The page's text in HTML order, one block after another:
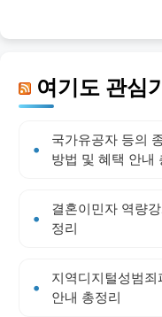
여기도 관심
국가유공자 등의
방법 및 혜택 안내
결혼이민자 역량
정리
지역디지털성범
안내 총정리